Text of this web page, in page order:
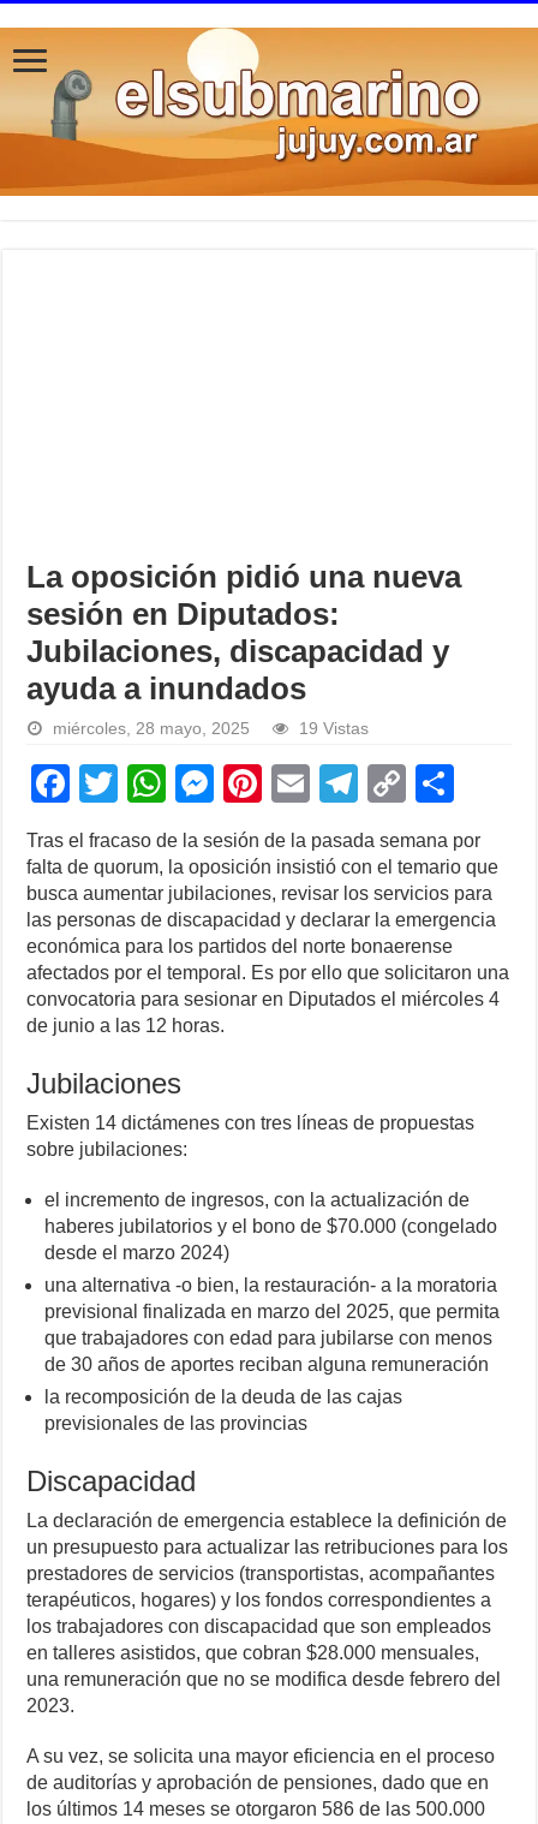
La oposición pidió una nueva
sesión en Diputados:
Jubilaciones, discapacidad y
ayuda a inundados
miércoles, 28 mayo, 2025 19 Vistas
F
a
c
e
b
o
o
T
tt
er
W
h
at
s
A
p
p
M
e
ss
e
n
g
er
Pi
nt
er
e
st
E
ail
T
el
e
gr
a
m
C
p
y
Li
n
k
ar
e
Tras el fracaso de la sesión de la pasada semana por
falta de quorum, la oposición insistió con el temario que
busca aumentar jubilaciones, revisar los servicios para
las personas de discapacidad y declarar la emergencia
económica para los partidos del norte bonaerense
afectados por el temporal. Es por ello que solicitaron una
convocatoria para sesionar en Diputados el miércoles 4
de junio a las 12 horas.
Jubilaciones
Existen 14 dictámenes con tres líneas de propuestas
sobre jubilaciones:
el incremento de ingresos, con la actualización de
haberes jubilatorios y el bono de $70.000 (congelado
desde el marzo 2024)
una alternativa -o bien, la restauración- a la moratoria
previsional finalizada en marzo del 2025, que permita
que trabajadores con edad para jubilarse con menos
de 30 años de aportes reciban alguna remuneración
la recomposición de la deuda de las cajas
previsionales de las provincias
Discapacidad
La declaración de emergencia establece la definición de
un presupuesto para actualizar las retribuciones para los
prestadores de servicios (transportistas, acompañantes
terapéuticos, hogares) y los fondos correspondientes a
los trabajadores con discapacidad que son empleados
en talleres asistidos, que cobran $28.000 mensuales,
una remuneración que no se modifica desde febrero del
2023.
A su vez, se solicita una mayor eficiencia en el proceso
de auditorías y aprobación de pensiones, dado que en
los últimos 14 meses se otorgaron 586 de las 500.000